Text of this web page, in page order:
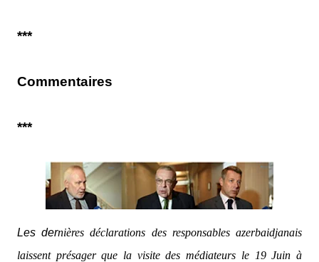
***
Commentaires
***
Les dernières déclarations des responsables azerbaidjanais
laissent présager que la visite des médiateurs le 19 Juin à